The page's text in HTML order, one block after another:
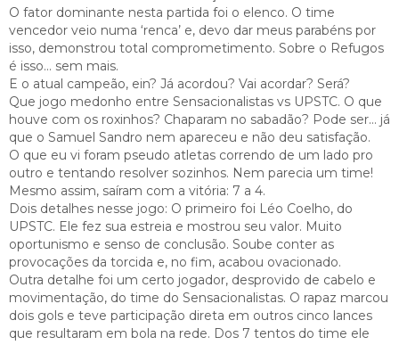
O fator dominante nesta partida foi o elenco. O time
vencedor veio numa ‘renca’ e, devo dar meus parabéns por
isso, demonstrou total comprometimento. Sobre o Refugos
é isso… sem mais.
E o atual campeão, ein? Já acordou? Vai acordar? Será?
Que jogo medonho entre Sensacionalistas vs UPSTC. O que
houve com os roxinhos? Chaparam no sabadão? Pode ser… já
que o Samuel Sandro nem apareceu e não deu satisfação.
O que eu vi foram pseudo atletas correndo de um lado pro
outro e tentando resolver sozinhos. Nem parecia um time!
Mesmo assim, saíram com a vitória: 7 a 4.
Dois detalhes nesse jogo: O primeiro foi Léo Coelho, do
UPSTC. Ele fez sua estreia e mostrou seu valor. Muito
oportunismo e senso de conclusão. Soube conter as
provocações da torcida e, no fim, acabou ovacionado.
Outra detalhe foi um certo jogador, desprovido de cabelo e
movimentação, do time do Sensacionalistas. O rapaz marcou
dois gols e teve participação direta em outros cinco lances
que resultaram em bola na rede. Dos 7 tentos do time ele